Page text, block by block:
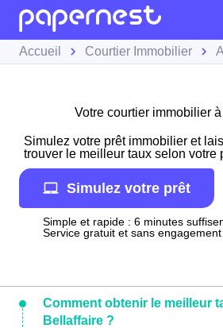
Accueil Courtier Immobilier
Votre courtier immobilier
Simulez votre prêt immobilier et
trouver le meilleur taux selon votre
Simulez votre prêt
Simple et rapide : 6 minutes
Service gratuit et sans engagement
Comment obtenir le meilleur
Bellaffaire ?